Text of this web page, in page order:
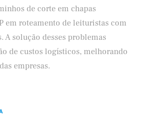
de corte em chapas
em roteamento de leituristas com
A solução desses problemas
de custos logísticos, melhorando
empresas.